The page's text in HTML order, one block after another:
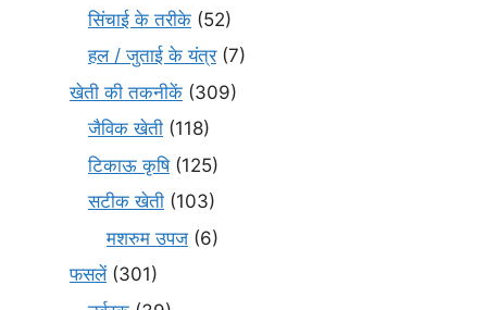
सिंचाई के तरीके (52)
हल / जुताई के यंत्र(7)
खेती की तकनीकें (309)
जैविक खेती (118)
टिकाऊ कृषि(125)
सटीक खेती (103)
मशरुम उपज (6)
फसलें(301)